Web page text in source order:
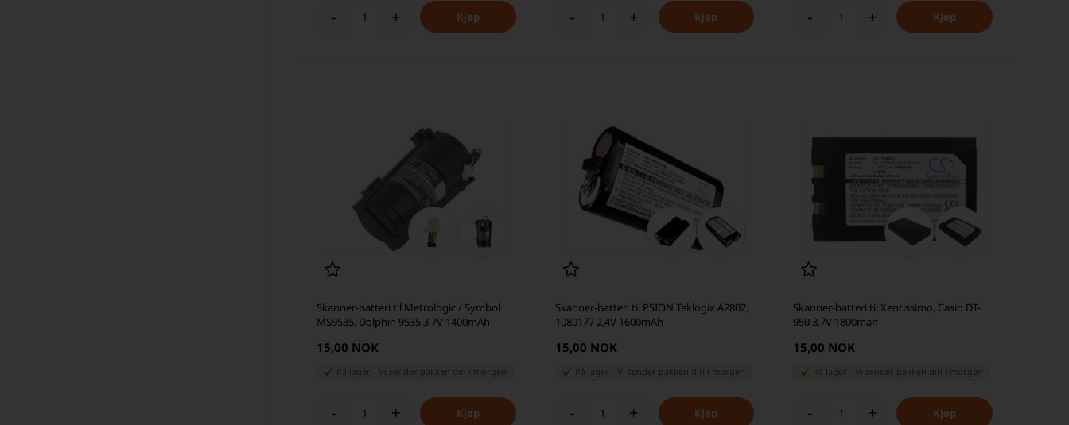
- + - + - +
Skanner-batteri til Metrologic / Symbol
MS9535, Dolphin 9535 3,7V 1400mAh
15,00 NOK
På lager -Vi sender pakken din i morgen
- +
Skanner-batteri til PSION Teklogix A2802,
1080177 2,4V 1600mAh
15,00 NOK
På lager Vi sender pakken din i morgen
- +
Skanner-batteri til Xentissimo, Casio DT-
950 3,7V 1800mah
15,00 NOK
På lager -Vi sender pakken din i morgen
- +